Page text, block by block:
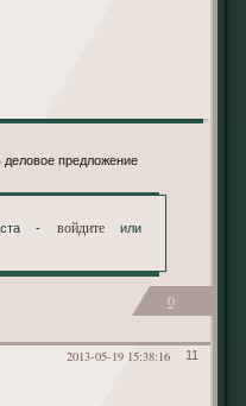
деловое предложение
- войдитеили
0
11
2013-05-19 15:38:16